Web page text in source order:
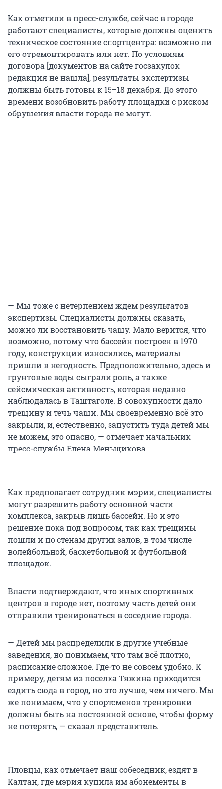
Как отметили в пресс-службе, сейчас в городе
работают специалисты, которые должны оценить
техническое состояние спортцентра: возможно ли
его отремонтировать или нет. По условиям
договора [документов на сайте госзакупок
редакция не нашла], результаты экспертизы
должны быть готовы к 15–18 декабря. До этого
времени возобновить работу площадки с риском
обрушения власти города не могут.
— Мы тоже с нетерпением ждем результатов
экспертизы. Специалисты должны сказать,
можно ли восстановить чашу. Мало верится, что
возможно, потому что бассейн построен в 1970
году, конструкции износились, материалы
пришли в негодность. Предположительно, здесь и
грунтовые воды сыграли роль, а также
сейсмическая активность, которая недавно
наблюдалась в Таштаголе. В совокупности дало
трещину и течь чаши. Мы своевременно всё это
закрыли, и, естественно, запустить туда детей мы
не можем, это опасно, — отмечает начальник
пресс-службы Елена Меньщикова.
Как предполагает сотрудник мэрии, специалисты
могут разрешить работу основной части
комплекса, закрыв лишь бассейн. Но и это
решение пока под вопросом, так как трещины
пошли и по стенам других залов, в том числе
волейбольной, баскетбольной и футбольной
площадок.
Власти подтверждают, что иных спортивных
центров в городе нет, поэтому часть детей они
отправили тренироваться в соседние города.
— Детей мы распределили в другие учебные
заведения, но понимаем, что там всё плотно,
расписание сложное. Где-то не совсем удобно. К
примеру, детям из поселка Тяжина приходится
ездить сюда в город, но это лучше, чем ничего. Мы
же понимаем, что у спортсменов тренировки
должны быть на постоянной основе, чтобы форму
не потерять, — сказал представитель.
Пловцы, как отмечает наш собеседник, ездят в
Калтан, где мэрия купила им абонементы в